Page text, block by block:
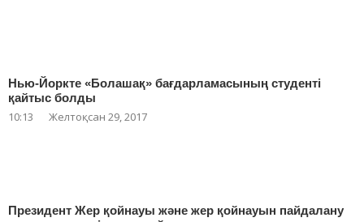
Нью-Йоркте «Болашақ» бағдарламасының студенті
қайтыс болды
10:13 Желтоқсан 29, 2017
Президент Жер қойнауы және жер қойнауын пайдалану